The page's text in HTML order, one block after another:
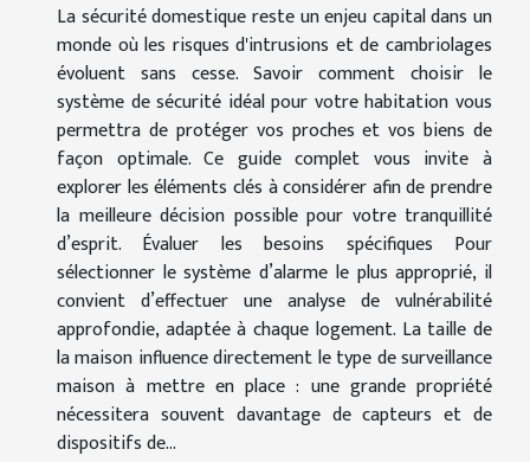
La sécurité domestique reste un enjeu capital dans un
monde où les risques d'intrusions et de cambriolages
évoluent sans cesse. Savoir comment choisir le
système de sécurité idéal pour votre habitation vous
permettra de protéger vos proches et vos biens de
façon optimale. Ce guide complet vous invite à
explorer les éléments clés à considérer afin de prendre
la meilleure décision possible pour votre tranquillité
d’esprit. Évaluer les besoins spécifiques Pour
sélectionner le système d’alarme le plus approprié, il
convient d’effectuer une analyse de vulnérabilité
approfondie, adaptée à chaque logement. La taille de
la maison influence directement le type de surveillance
maison à mettre en place : une grande propriété
nécessitera souvent davantage de capteurs et de
dispositifs de...